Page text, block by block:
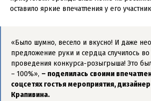
оставило яркие впечатления у его
«Было шумно, весело и вкусно! И даже
предложение руки и сердца случилось
проведения конкурса-розыгрыша! Это
– 100%», – поделилась своими
соцсетях гостья мероприятия,
Крапивина.